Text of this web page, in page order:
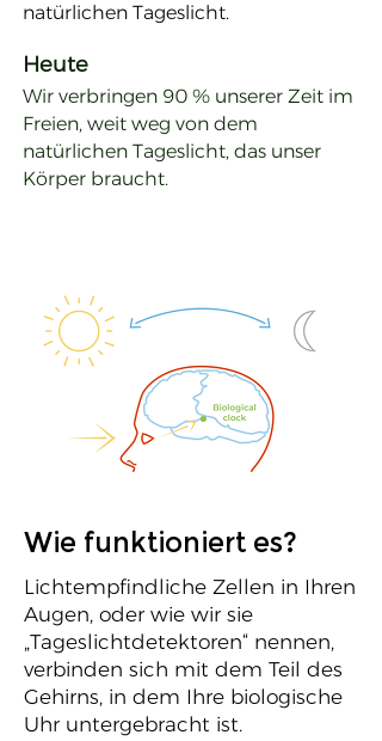
natürlichen Tageslicht.
Heute
Wir verbringen 90 % unserer Zeit im
Freien, weit weg von dem
natürlichen Tageslicht, das unser
Körper braucht.
Wie funktioniert es?
Lichtempfindliche Zellen in Ihren
Augen, oder wie wir sie
„Tageslichtdetektoren“ nennen,
verbinden sich mit dem Teil des
Gehirns, in dem Ihre biologische
Uhr untergebracht ist.